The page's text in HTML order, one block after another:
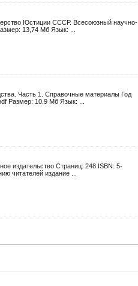
Юстиции СССР. Всесоюзный научно-
13,74 Мб Язык: ...
Часть 1. Справочные материалы Год
Размер: 10.9 Мб Язык: ...
издательство Страниц: 248 ISBN: 5-
читателей издание ...